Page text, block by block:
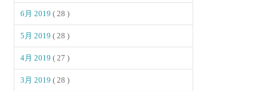
6月 2019( 28 )
5月 2019( 28 )
4月 2019( 27 )
3月 2019( 28 )